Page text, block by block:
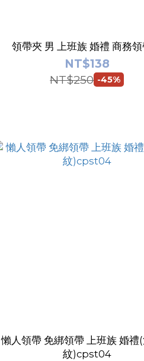
領帶夾 男 上班族 婚禮 商務
NT$138
NT$250 -45%
懶人領帶 免綁領帶 上班族 婚禮(淺藍斜
紋)cpst04